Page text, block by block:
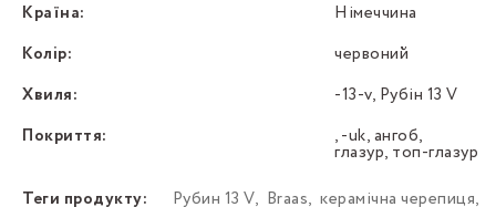
Країна:
Німеччина
Колір:
червоний
Хвиля:
-13-v, Рубін 13 V
Покриття:
, -uk, ангоб,
глазур, топ-глазур
Теги продукту:
Рубин 13 V, Braas, керамічна черепиця,